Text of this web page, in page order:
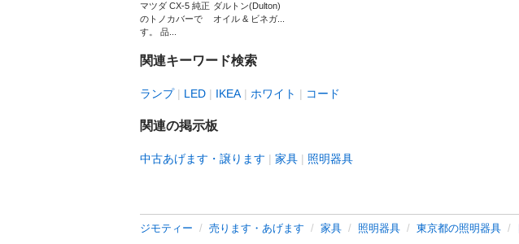
マツダ CX-5 純正
のトノカバーで
す。 品...
ダルトン(Dulton)
オイル & ビネガ...
関連キーワード検索
ランプ LED IKEA ホワイト コード
関連の掲示板
中古あげます・譲ります 家具 照明器具
ジモティー 売ります・あげます 家具 照明器具 東京都の照明器具